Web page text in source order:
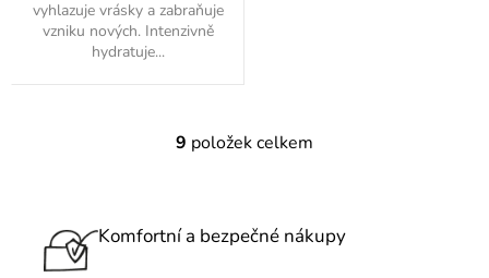
vyhlazuje vrásky a zabraňuje
vzniku nových. Intenzivně
hydratuje...
O
á
9 položek celkem
Komfortní a bezpečné nákupy